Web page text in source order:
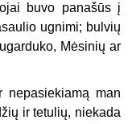
buvo panašūs į
ugnimi; bulvių
Mėsinių ar
man
ir tetulių, niekada